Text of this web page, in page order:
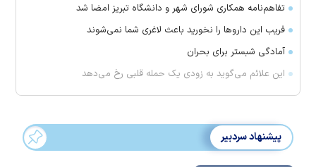
تفاهم‌نامه همکاری شورای شهر و دانشگاه تبریز امضا شد
فریب این دارو‌ها را نخورید باعث لاغری شما نمی‌شوند
آمادگی شبستر برای بحران
این علائم می‌گوید به زودی یک حمله قلبی رخ می‌دهد
پیشنهاد سردبیر